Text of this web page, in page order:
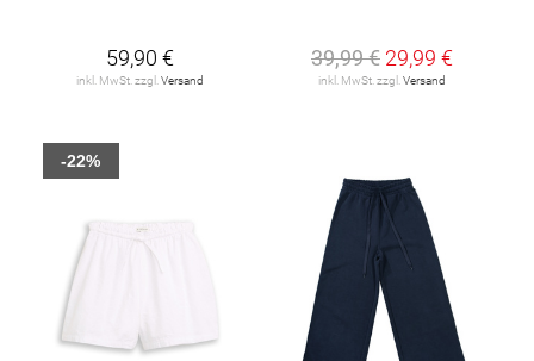
59,90 €
inkl. MwSt. zzgl. Versand
39,99 € 29,99 €
inkl. MwSt. zzgl. Versand
-22%